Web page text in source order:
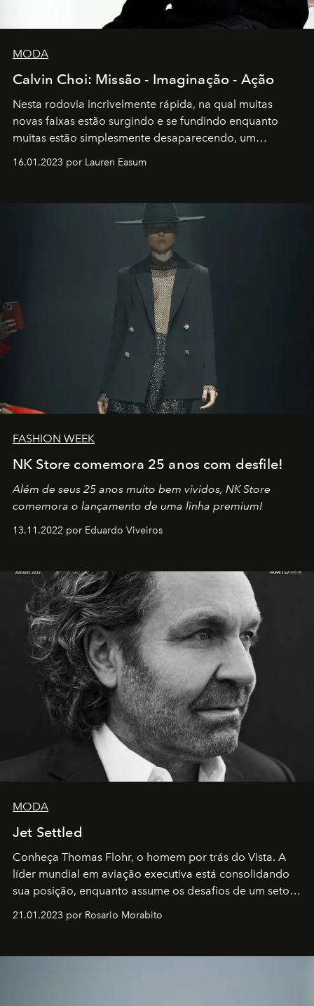
MODA
Calvin Choi: Missão - Imaginação - Ação
Nesta rodovia incrivelmente rápida, na qual muitas
novas faixas estão surgindo e se fundindo enquanto
muitas estão simplesmente desaparecendo, um
transportador AMTD abrindo caminho para muitos
por propósitos, com um claro senso de missão na vida e
16.01.2023 por Lauren Easum
FASHION WEEK
NK Store comemora 25 anos com desfile!
Além de seus 25 anos muito bem vividos, NK Store
comemora o lançamento de uma linha premium!
13.11.2022 por Eduardo Viveiros
MODA
Jet Settled
Conheça Thomas Flohr, o homem por trás do Vista. A
líder mundial em aviação executiva está consolidando
sua posição, enquanto assume os desafios de um setor
em rápida evolução e redefinindo o conceito de luxo
21.01.2023 por Rosario Morabito